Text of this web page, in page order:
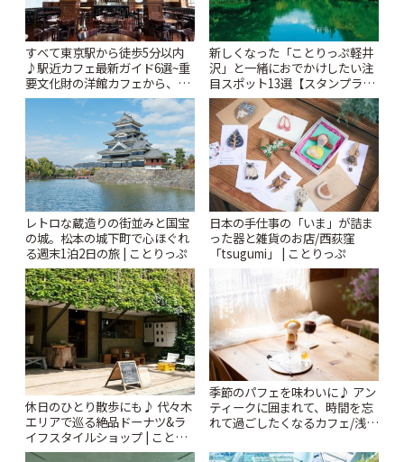
すべて東京駅から徒歩5分以内
♪駅近カフェ最新ガイド6選~重
要文化財の洋館カフェから、改
札すぐのレトロ喫茶まで~ | こと
新しくなった「ことりっぷ軽井
沢」と一緒におでかけしたい注
目スポット13選【スタンプラリ
ー開催中】 | ことりっぷ
レトロな蔵造りの街並みと国宝
の城。松本の城下町で心ほぐれ
る週末1泊2日の旅 | ことりっぷ
日本の手仕事の「いま」が詰ま
った器と雑貨のお店/西荻窪
「tsugumi」 | ことりっぷ
休日のひとり散歩にも♪ 代々木
エリアで巡る絶品ドーナツ&ラ
イフスタイルショップ | ことり
っぷ
季節のパフェを味わいに♪ アン
ティークに囲まれて、時間を忘
れて過ごしたくなるカフェ/浅草